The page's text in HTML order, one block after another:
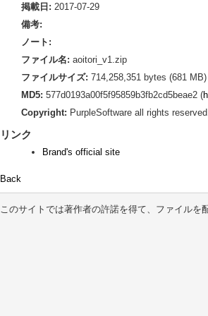
掲載日: 2017-07-29
備考:
ノート:
ファイル名: aoitori_v1.zip
ファイルサイズ: 714,258,351 bytes (681 MB)
MD5: 577d0193a00f5f95859b3fb2cd5beae2 (
Copyright: PurpleSoftware all rights
リンク
Brand's official site
Back
このサイトでは著作者の許諾を得て、ファイルを